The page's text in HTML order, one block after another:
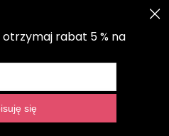
Zaloguj się